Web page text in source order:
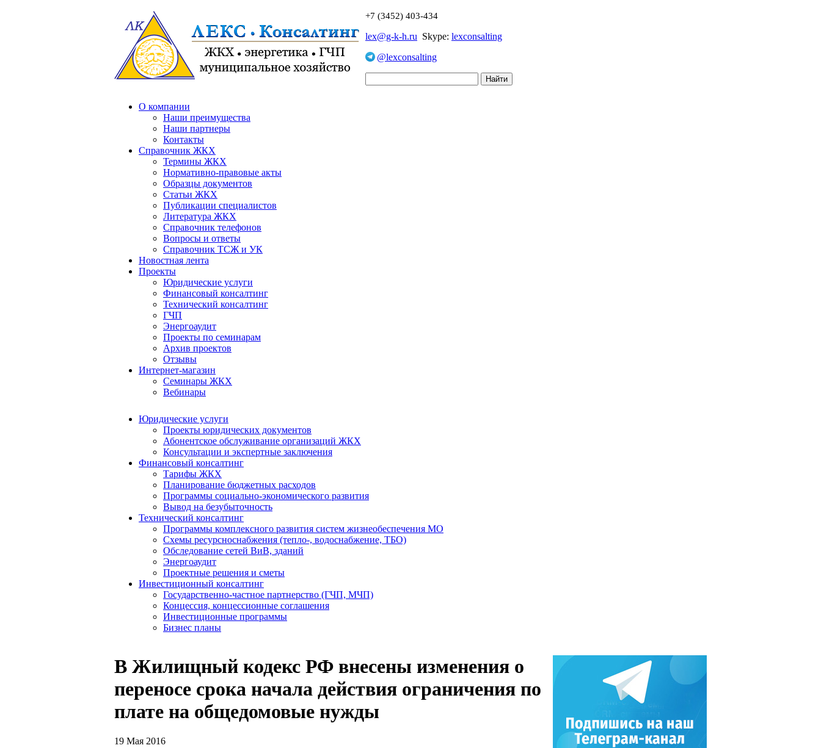
+7 (3452) 403-434
lex@g-k-h.ru Skype: lexconsalting
@lexconsalting
О компании
Наши преимущества
Наши партнеры
Контакты
Справочник ЖКХ
Термины ЖКХ
Нормативно-правовые акты
Образцы документов
Статьи ЖКХ
Публикации специалистов
Литература ЖКХ
Справочник телефонов
Вопросы и ответы
Справочник ТСЖ и УК
Новостная лента
Проекты
Юридические услуги
Финансовый консалтинг
Технический консалтинг
ГЧП
Энергоаудит
Проекты по семинарам
Архив проектов
Отзывы
Интернет-магазин
Семинары ЖКХ
Вебинары
Юридические услуги
Проекты юридических документов
Абонентское обслуживание организаций ЖКХ
Консультации и экспертные заключения
Финансовый консалтинг
Тарифы ЖКХ
Планирование бюджетных расходов
Программы социально-экономического развития
Вывод на безубыточность
Технический консалтинг
Программы комплексного развития систем жизнеобеспечения МО
Схемы ресурсноснабжения (тепло-, водоснабжение, ТБО)
Обследование сетей ВиВ, зданий
Энергоаудит
Проектные решения и сметы
Инвестиционный консалтинг
Государственно-частное партнерство (ГЧП, МЧП)
Концессия, концессионные соглашения
Инвестиционные программы
Бизнес планы
В Жилищный кодекс РФ внесены изменения о
переносе срока начала действия ограничения по
плате на общедомовые нужды
19 Мая 2016